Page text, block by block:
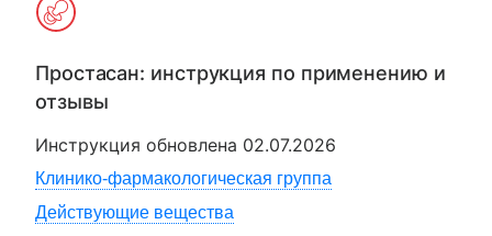
Простасан: инструкция по применению и
отзывы
Инструкция обновлена 02.07.2026
Клинико-фармакологическая группа
Действующие вещества